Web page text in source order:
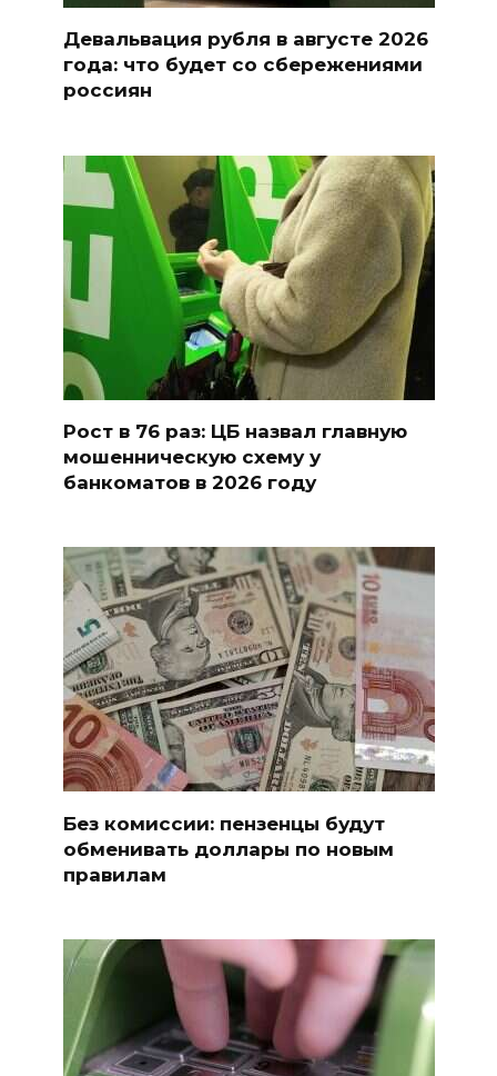
Девальвация рубля в августе 2026
года: что будет со сбережениями
россиян
Рост в 76 раз: ЦБ назвал главную
мошенническую схему у
банкоматов в 2026 году
Без комиссии: пензенцы будут
обменивать доллары по новым
правилам